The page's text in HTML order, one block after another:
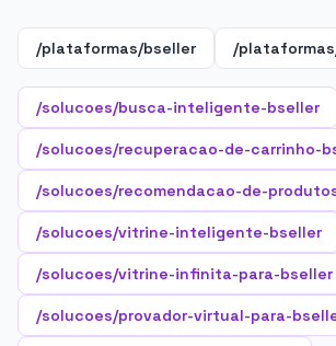
/plataformas/bseller /
/solucoes/busca-inteligente-bseller
/solucoes/recuperacao-de-carrinho-
/solucoes/recomendacao-de-
/solucoes/vitrine-inteligente-bseller
/solucoes/vitrine-infinita-para-bseller
/solucoes/provador-virtual-para-